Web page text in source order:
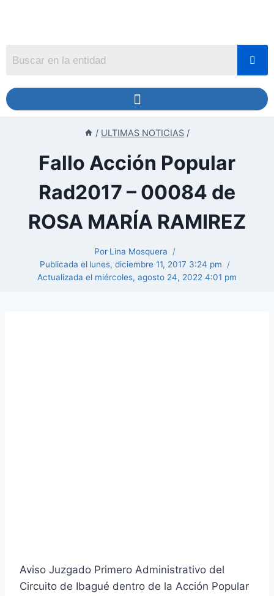
/ ULTIMAS NOTICIAS /
Fallo Acción Popular
Rad2017 – 00084 de
ROSA MARÍA RAMIREZ
Por Lina Mosquera
Publicada el lunes, diciembre 11, 2017 3:24 pm
Actualizada el miércoles, agosto 24, 2022 4:01 pm
Aviso Juzgado Primero Administrativo del
Circuito de Ibagué dentro de la Acción Popular